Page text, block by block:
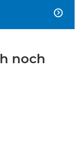

noch